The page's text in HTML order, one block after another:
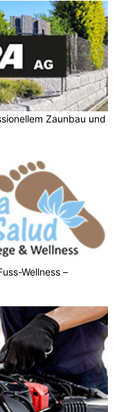
Zaunbau und
Wellness –